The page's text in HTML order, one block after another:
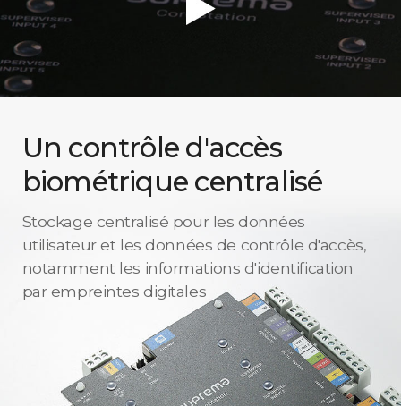
Un contrôle d'accès
biométrique centralisé
Stockage centralisé pour les données
utilisateur et les données de contrôle d'accès,
notamment les informations d'identification
par empreintes digitales